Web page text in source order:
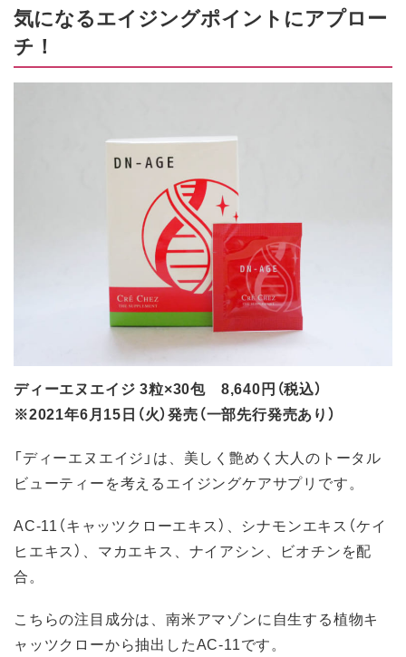
気になるエイジングポイントにアプロー
チ！
ディーエヌエイジ 3粒×30包 8,640円（税込）
※2021年6月15日（火）発売（一部先行発売あり）
「ディーエヌエイジ」は、美しく艶めく大人のトータル
ビューティーを考えるエイジングケアサプリです。
AC-11（キャッツクローエキス）、シナモンエキス（ケイ
ヒエキス）、マカエキス、ナイアシン、ビオチンを配
合。
こちらの注目成分は、南米アマゾンに自生する植物キ
ャッツクローから抽出したAC-11です。